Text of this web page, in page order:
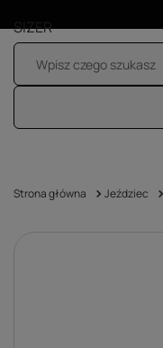
Strona główna Jeździec
SIZER